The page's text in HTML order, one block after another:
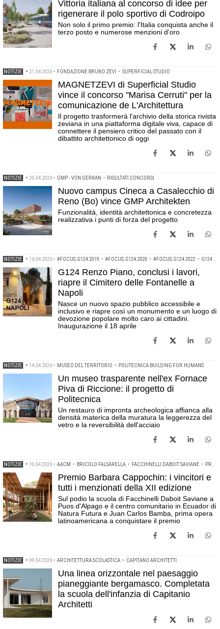
Vittoria italiana al concorso di idee per
rigenerare il polo sportivo di Codroipo
Non solo il primo premio: l'Italia conquista anche il
terzo posto e numerose menzioni d'oro
NOTIZIE • 21.04.2026 • FONDAZIONE BRUNO ZEVI • SUPERFICIAL STUDIO
MAGNETZEVI di Superficial Studio
vince il concorso "Marisa Cerruti" per la
comunicazione de L'Architettura
Il progetto trasformerà l'archivio della storica rivista
zeviana in una piattaforma digitale viva, capace di
connettere il pensiero critico del passato con il
dibattito architettonico di oggi
NOTIZIE • 20.04.2026 • GMP - VON GERKAN • RISULTATI CONCORSI
Nuovo campus Cineca a Casalecchio di
Reno (Bo) vince GMP Architekten
Funzionalità, identità architettonica e concretezza
realizzativa i punti di forza del progetto
NOTIZIE • 16.04.2026 • #FOCUS.G124.2019 • #FOCUS.G124.2020 • #FOCUS.G124.2022 • G124 RENZO PIANO
G124 Renzo Piano, conclusi i lavori,
riapre il Cimitero delle Fontanelle a
Napoli
Nasce un nuovo spazio pubblico accessibile e
inclusivo e riapre così un monumento e un luogo di
devozione popolare molto caro ai cittadini.
Inaugurazione il 18 aprile
NOTIZIE • 14.04.2026 • MUSEO DEL TERRITORIO • POLITECNICA BUILDING FOR HUMANS
Un museo trasparente nell'ex Fornace
Piva di Riccione: il progetto di
Politecnica
Un restauro di impronta archeologica affianca alla
densità materica della muratura la leggerezza del
vetro e la reversibilità dell'acciaio
NOTIZIE • 10.04.2026 • AACM • BRICOLO FALSARELLA • FACCHINELLI DABOIT SAVIANE • PREMIO DI ARCHITETTURA BARBARA CAPPOCHIN
Premio Barbara Cappochin: i vincitori e
tutti i menzionati della XII edizione
Sul podio la scuola di Facchinelli Daboit Saviane a
Puos d'Alpago e il centro comunitario in Ecuador di
Natura Futura e Juan Carlos Bamba, prima opera
latinoamericana a conquistare il premio
NOTIZIE • 09.04.2026 • ARCHITETTURA SCOLASTICA • CAPITANO ARCHITETTI
Una linea orizzontale nel paesaggio
pianeggiante bergamasco. Completata
la scuola dell'infanzia di Capitanio
Architetti